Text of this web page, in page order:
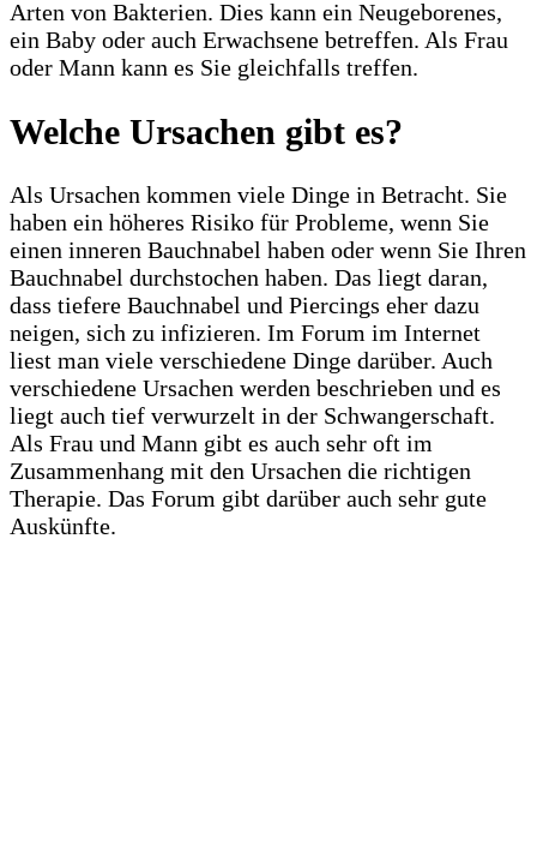
Arten von Bakterien. Dies kann ein Neugeborenes,
ein Baby oder auch Erwachsene betreffen. Als Frau
oder Mann kann es Sie gleichfalls treffen.
Welche Ursachen gibt es?
Als Ursachen kommen viele Dinge in Betracht. Sie
haben ein höheres Risiko für Probleme, wenn Sie
einen inneren Bauchnabel haben oder wenn Sie Ihren
Bauchnabel durchstochen haben. Das liegt daran,
dass tiefere Bauchnabel und Piercings eher dazu
neigen, sich zu infizieren. Im Forum im Internet
liest man viele verschiedene Dinge darüber. Auch
verschiedene Ursachen werden beschrieben und es
liegt auch tief verwurzelt in der Schwangerschaft.
Als Frau und Mann gibt es auch sehr oft im
Zusammenhang mit den Ursachen die richtigen
Therapie. Das Forum gibt darüber auch sehr gute
Auskünfte.